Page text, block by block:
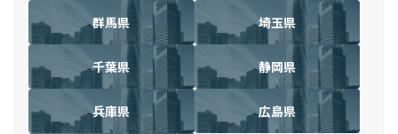
群馬県 埼玉県
千葉県 静岡県
兵庫県 広島県